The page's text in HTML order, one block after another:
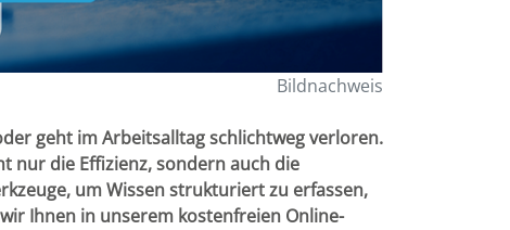
Bildnachweis
geht im Arbeitsalltag schlichtweg verloren.
nur die Effizienz, sondern auch die
um Wissen strukturiert zu erfassen,
Ihnen in unserem kostenfreien Online-